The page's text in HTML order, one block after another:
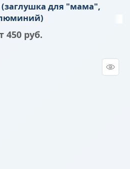
(заглушка для "мама",
450 руб.